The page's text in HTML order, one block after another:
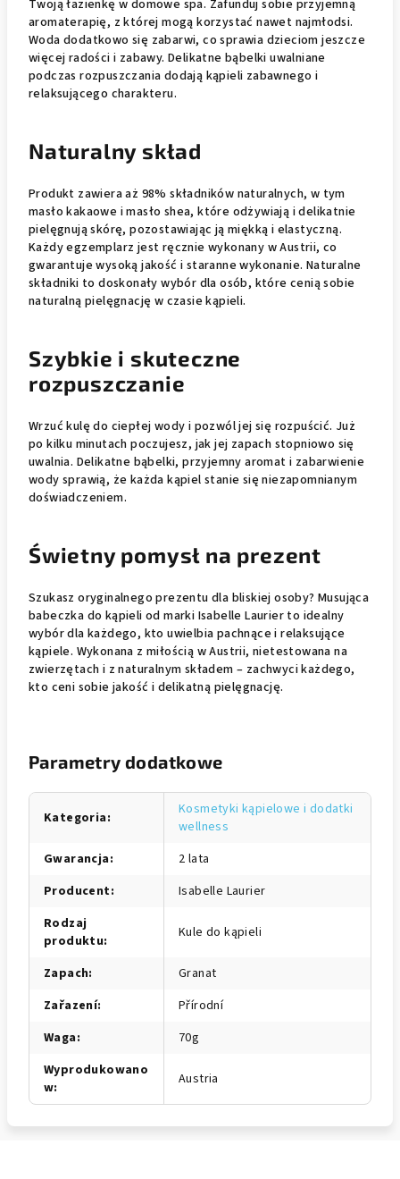
Twoją łazienkę w domowe spa. Zafunduj sobie przyjemną
aromaterapię, z której mogą korzystać nawet najmłodsi.
Woda dodatkowo się zabarwi, co sprawia dzieciom jeszcze
więcej radości i zabawy. Delikatne bąbelki uwalniane
podczas rozpuszczania dodają kąpieli zabawnego i
relaksującego charakteru.
Naturalny skład
Produkt zawiera aż 98% składników naturalnych, w tym
masło kakaowe i masło shea, które odżywiają i delikatnie
pielęgnują skórę, pozostawiając ją miękką i elastyczną.
Każdy egzemplarz jest ręcznie wykonany w Austrii, co
gwarantuje wysoką jakość i staranne wykonanie. Naturalne
składniki to doskonały wybór dla osób, które cenią sobie
naturalną pielęgnację w czasie kąpieli.
Szybkie i skuteczne
rozpuszczanie
Wrzuć kulę do ciepłej wody i pozwól jej się rozpuścić. Już
po kilku minutach poczujesz, jak jej zapach stopniowo się
uwalnia. Delikatne bąbelki, przyjemny aromat i zabarwienie
wody sprawią, że każda kąpiel stanie się niezapomnianym
doświadczeniem.
Świetny pomysł na prezent
Szukasz oryginalnego prezentu dla bliskiej osoby? Musująca
babeczka do kąpieli od marki Isabelle Laurier to idealny
wybór dla każdego, kto uwielbia pachnące i relaksujące
kąpiele. Wykonana z miłością w Austrii, nietestowana na
zwierzętach i z naturalnym składem – zachwyci każdego,
kto ceni sobie jakość i delikatną pielęgnację.
Parametry dodatkowe
Kategoria:
Kosmetyki kąpielowe i dodatki
wellness
Gwarancja:
2 lata
Producent:
Isabelle Laurier
Rodzaj
produktu: Kule do kąpieli
Zapach:
Granat
Zařazení:
Přírodní
Waga:
70g
Wyprodukowano
w: Austria